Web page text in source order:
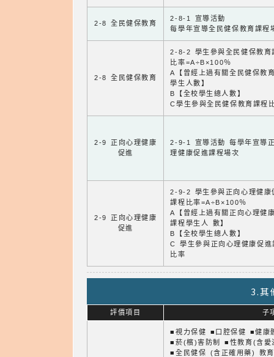
2-8 全民健保教育
2-8-1 宣導活動
每學年宣導全民健保教育課程
2-8 全民健保教育
2-8-2 學生參與全民健保教育
比率=A÷B×100％
A【曾經上過有關全民健保教
學生人數】
B【全校學生總人數】
C學生參與全民健保教育課程
2-9 正向心理健康
促進
2-9-1 宣導活動 每學年宣導
理健康促進課程場次
2-9 正向心理健康
促進
2-9-2 學生參與正向心理健康
課程比率=A÷B×100％
A【曾經上過有關正向心理健
課程學生人 數】
B【全校學生總人數】
C 學生參與正向心理健康促進
比率
3.其
評價項目 子
■視力保健 ■口腔保健 ■健康
■菸(檳)害防制 ■性教育(含愛
■全民健保 (含正確用藥) 教